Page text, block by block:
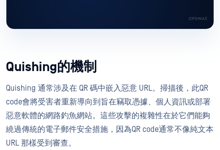
Quishing的機制
Quishing 通常涉及在 QR 碼中嵌入惡意 URL。掃描後，此QR
code會將受害者重新導向到旨在竊取憑據、個人資訊或部署
惡意軟體的網路釣魚網站。這些攻擊的複雜性在於它們能夠
繞過傳統的電子郵件安全措施，因為QR code通常不像純文本
URL 那樣受到審查。